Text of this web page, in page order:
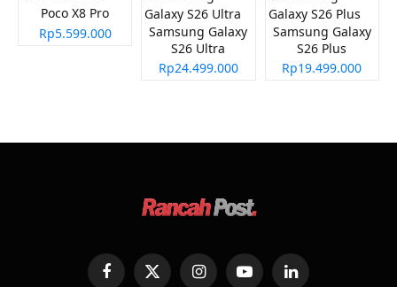
Poco X8 Pro
Rp5.599.000
Samsung Galaxy
S26 Ultra
Rp24.499.000
Samsung Galaxy
S26 Plus
Rp19.499.000
FacebookX InstagramYouTubeLinkedIn